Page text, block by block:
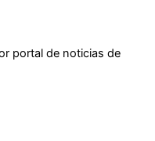
portal de noticias de